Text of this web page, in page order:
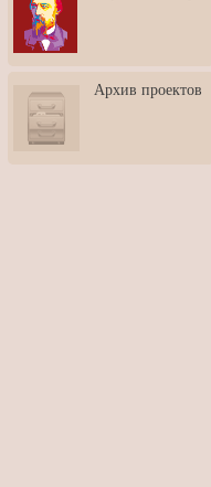
3: Обусловленности
человека и их влияние на
карьеру
скульптором Дмитрием
Тугариновым
АртБульвар в День города
Архив проектов